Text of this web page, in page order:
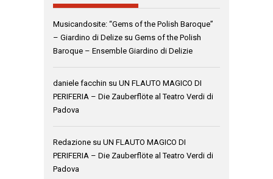
Musicandosite: “Gems of the Polish Baroque”
– Giardino di Delize su Gems of the Polish
Baroque – Ensemble Giardino di Delizie
daniele facchin su UN FLAUTO MAGICO DI
PERIFERIA – Die Zauberflöte al Teatro Verdi di
Padova
Redazione su UN FLAUTO MAGICO DI
PERIFERIA – Die Zauberflöte al Teatro Verdi di
Padova